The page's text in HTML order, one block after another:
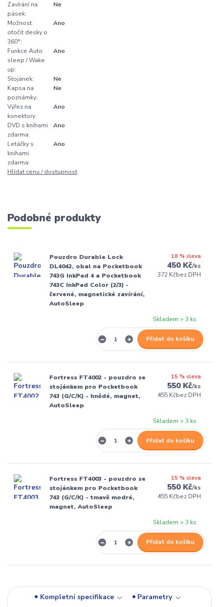
Zavírání na
pásek:
Ne
Možnost
otočit desky o
360°:
Ano
Funkce Auto
sleep / Wake
up:
Ano
Stojánek:
Ne
Kapsa na
poznámky:
Ne
Výřez na
konektory:
Ano
DVD s knihami
zdarma:
Ano
Letáčky s
knihami
zdarma:
Ano
Hlídat cenu / dostupnost
Podobné produkty
Pouzdro Durable Lock
DL4042, obal na Pocketbook
743G InkPad 4 a Pocketbook
743C InkPad Color (2/3) -
červené, magnetické zavírání,
AutoSleep
18 % sleva
450 Kč/ks
372 Kčbez DPH
Skladem > 3 ks
Přidat do košíku
Fortress FT4002 - pouzdro se
stojánkem pro Pocketbook
743 (G/C/K) - hnědé, magnet,
AutoSleep
15 % sleva
550 Kč/ks
455 Kčbez DPH
Skladem > 3 ks
Přidat do košíku
Fortress FT4003 - pouzdro se
stojánkem pro Pocketbook
743 (G/C/K) - tmavě modré,
magnet, AutoSleep
15 % sleva
550 Kč/ks
455 Kčbez DPH
Skladem > 3 ks
Přidat do košíku
Kompletní specifikace Parametry